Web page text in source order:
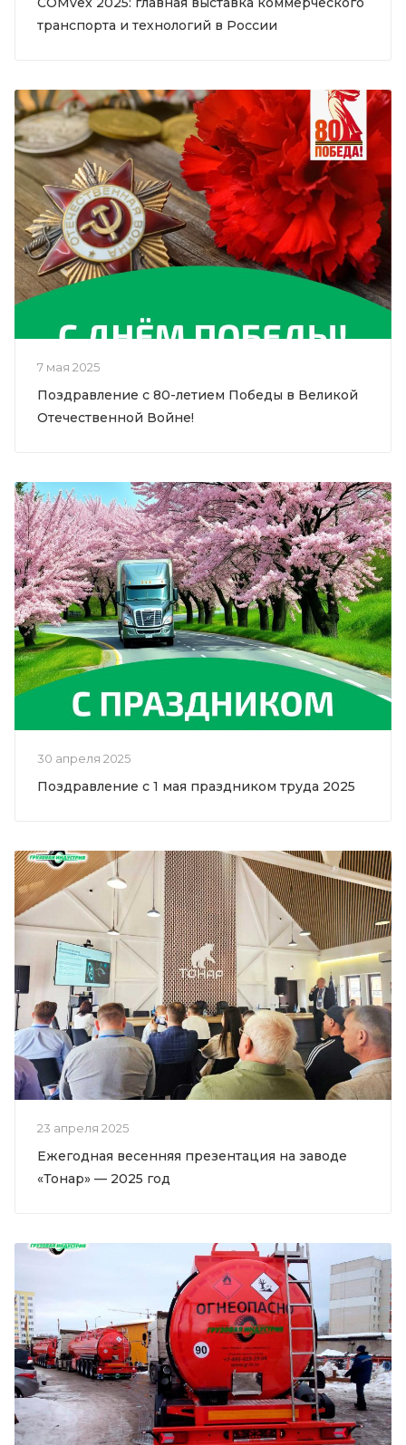
транспорта и технологий в России
7 мая 2025
Поздравление с 80-летием Победы в Великой
Отечественной Войне!
30 апреля 2025
Поздравление с 1 мая праздником труда 2025
23 апреля 2025
Ежегодная весенняя презентация на заводе
«Тонар» — 2025 год